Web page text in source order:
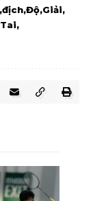
địch Độ Giải
Tai